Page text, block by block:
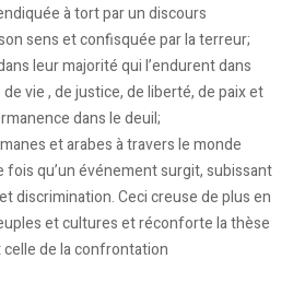
à tort par un discours
sens et confisquée par la terreur;
leur majorité qui l’endurent dans
vie , de justice, de liberté, de paix et
dans le deuil;
et arabes à travers le monde
qu’un événement surgit, subissant
discrimination. Ceci creuse de plus en
et cultures et réconforte la thèse
de la confrontation